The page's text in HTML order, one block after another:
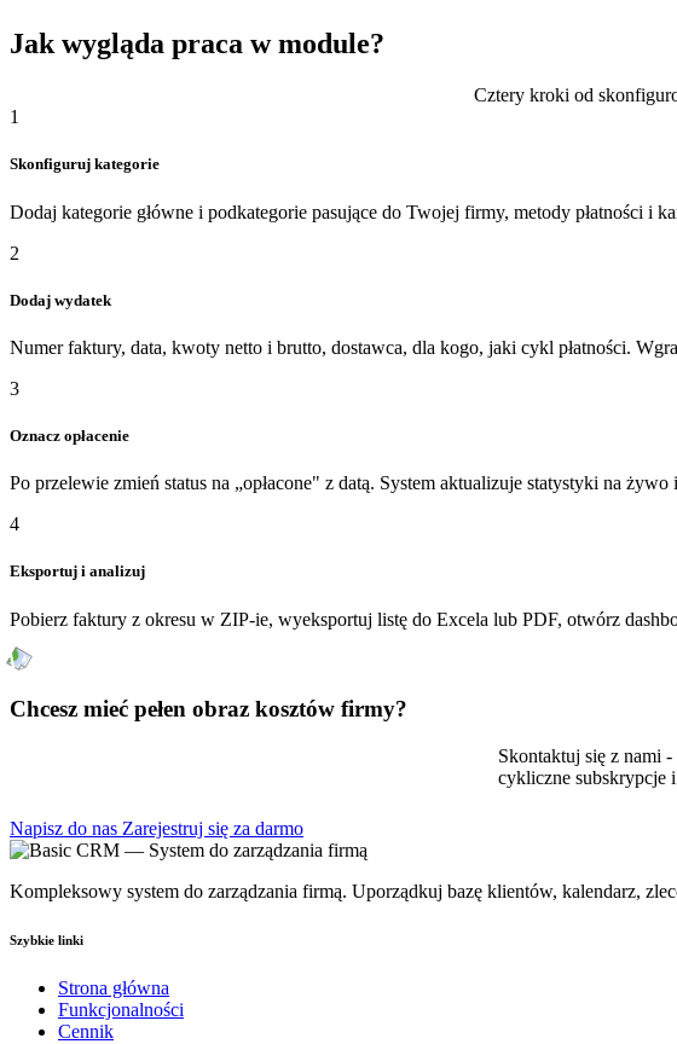
Jak wygląda praca w module?
Cztery kroki od
1
Skonfiguruj kategorie
Dodaj kategorie główne i podkategorie pasujące do Twojej firmy, metody płatności i
2
Dodaj wydatek
Numer faktury, data, kwoty netto i brutto, dostawca, dla kogo, jaki cykl płatności.
3
Oznacz opłacenie
Po przelewie zmień status na „opłacone" z datą. System aktualizuje statystyki na żywo
4
Eksportuj i analizuj
Pobierz faktury z okresu w ZIP-ie, wyeksportuj listę do Excela lub PDF, otwórz
Chcesz mieć pełen obraz kosztów firmy?
Skontaktuj się z nami
cykliczne subskrypcje
Napisz do nas Zarejestruj się za darmo
Kompleksowy system do zarządzania firmą. Uporządkuj bazę klientów, kalendarz,
Szybkie linki
Strona główna
Funkcjonalności
Cennik